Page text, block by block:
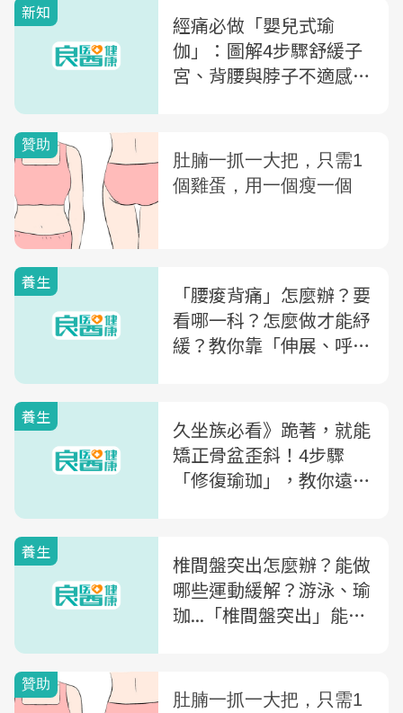
新知
經痛必做「嬰兒式瑜
伽」：圖解4步驟舒緩子
宮、背腰與脖子不適感，
養生
「腰痠背痛」怎麼辦？要
看哪一科？怎麼做才能紓
緩？教你靠「伸展、呼
養生
久坐族必看》跪著，就能
矯正骨盆歪斜！4步驟
「修復瑜珈」，教你遠離
養生
椎間盤突出怎麼辦？能做
哪些運動緩解？游泳、瑜
珈...「椎間盤突出」能做